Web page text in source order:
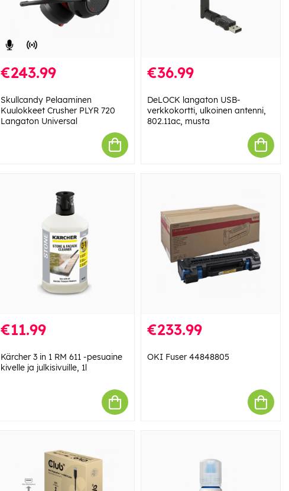
€243.99
Skullcandy Pelaaminen
Kuulokkeet Crusher PLYR 720
Langaton Universal
€36.99
DeLOCK langaton USB-
verkkokortti, ulkoinen antenni,
802.11ac, musta
€11.99
Kärcher 3 in 1 RM 611 -pesuaine
kivelle ja julkisivuille, 1l
€233.99
OKI Fuser 44848805